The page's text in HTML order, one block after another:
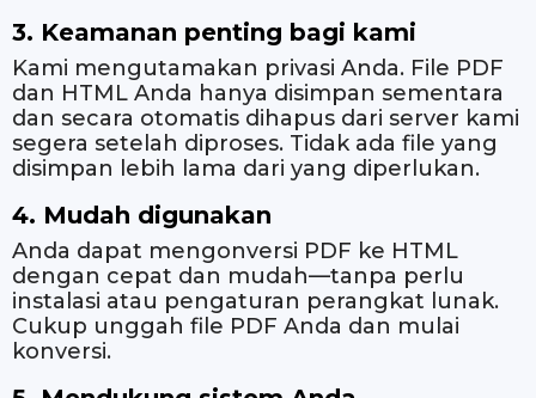
3. Keamanan penting bagi kami
Kami mengutamakan privasi Anda. File PDF
dan HTML Anda hanya disimpan sementara
dan secara otomatis dihapus dari server kami
segera setelah diproses. Tidak ada file yang
disimpan lebih lama dari yang diperlukan.
4. Mudah digunakan
Anda dapat mengonversi PDF ke HTML
dengan cepat dan mudah—tanpa perlu
instalasi atau pengaturan perangkat lunak.
Cukup unggah file PDF Anda dan mulai
konversi.